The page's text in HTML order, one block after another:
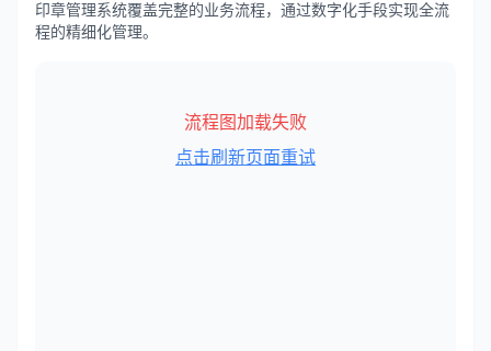
印章管理系统覆盖完整的业务流程，通过数字化手段实现全流
程的精细化管理。
流程图加载失败
点击刷新页面重试